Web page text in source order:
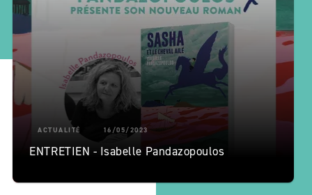
ACTUALITÉ 16/05/2023
ENTRETIEN - Isabelle Pandazopoulos